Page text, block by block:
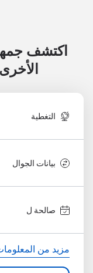
اكتشف
الأخرى
التغطية
بيانات الجوال
صالحة ل
مزيد من